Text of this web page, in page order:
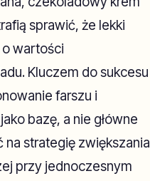
sprawić, że lekki
o wartości
Kluczem do sukcesu
farszu i
bazę, a nie główne
na strategię zwiększania
przy jednoczesnym